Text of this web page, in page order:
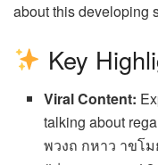
about this developing
Key
Viral Content:
talking about
พวงถ กหาว าขโ